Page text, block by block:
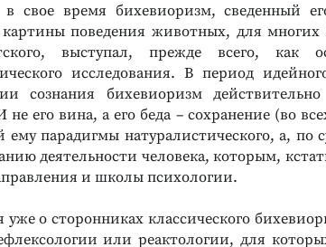
в свое время бихевиоризм, сведенный
поведения животных, для многих
выступал, прежде всего, как
исследования. В период
сознания бихевиоризм
не его вина, а его беда – сохранение (во
парадигмы натуралистического, а, по
деятельности человека, которым,
и школы психологии.
уже о сторонниках классического
или реактологии, для